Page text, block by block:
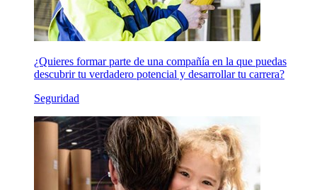
¿Quieres formar parte de una compañía en la que puedas
descubrir tu verdadero potencial y desarrollar tu carrera?
Seguridad